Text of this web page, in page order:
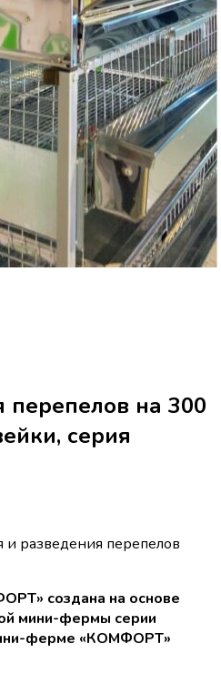
на 300
серия
разведения перепелов
создана на основе
мини-фермы серии
ферме «КОМФОРТ»